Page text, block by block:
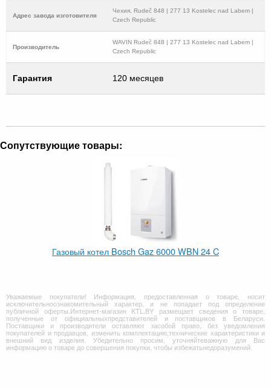
Адрес завода изготовителя
Чехия, Rudeč 848 | 277 13 Kostelec nad Labem |
Czech Republic
Производитель
WAVIN Rudeč 848 | 277 13 Kostelec nad Labem |
Czech Republic
Гарантия 120 месяцев
Сопутствующие товары:
Газовый котел Bosch Gaz 6000 WBN 24 C
Уважаемые покупатели! Информация, предоставленная о товаре, носит
исключительноознакомительный характер, и не попадает под определение
публичной оферты.Интернет-магазин KTL.BY размещает сведения о товаре,
полученные от официальныхпредставителей и поставщиков в Беларуси.
Поставщики и производители оставляют засобой право, без уведомления
покупателей и продавцов, изменить комплектацию,технические характеристики и
внешний вид изделия. Убедительно просим, уточняйтеважную для Вас
информацию о товаре до совершения покупки, чтобы избежатьнедоразумений.